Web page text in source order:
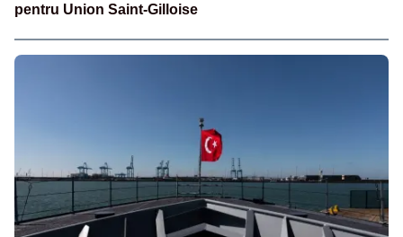
pentru Union Saint-Gilloise